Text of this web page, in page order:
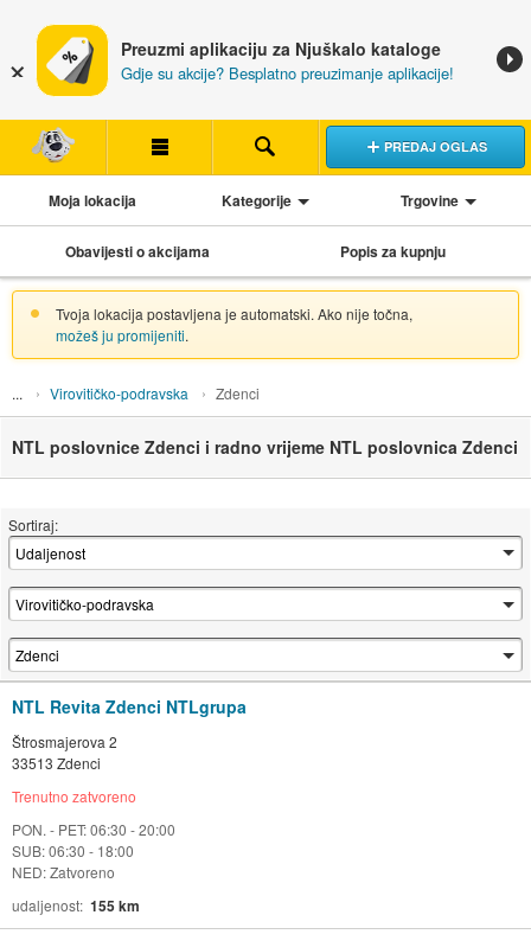
Preuzmi aplikaciju za Njuškalo kataloge
Gdje su akcije? Besplatno preuzimanje aplikacije!
PREDAJ OGLAS
Moja lokacija Kategorije Trgovine
Obavijesti o akcijama Popis za kupnju
Tvoja lokacija postavljena je automatski. Ako nije točna,
možeš ju promijeniti.
Virovitičko-podravska Zdenci
NTL poslovnice Zdenci i radno vrijeme NTL poslovnica Zdenci
Sortiraj:
NTL Revita Zdenci NTLgrupa
Štrosmajerova 2
33513 Zdenci
Trenutno zatvoreno
PON. - PET: 06:30 - 20:00
SUB: 06:30 - 18:00
NED: Zatvoreno
udaljenost 155 km